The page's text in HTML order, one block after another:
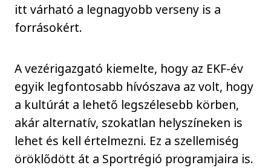
itt várható a legnagyobb verseny is a
forrásokért.
A vezérigazgató kiemelte, hogy az EKF-év
egyik legfontosabb hívószava az volt, hogy
a kultúrát a lehető legszélesebb körben,
akár alternatív, szokatlan helyszíneken is
lehet és kell értelmezni. Ez a szellemiség
öröklődött át a Sportrégió programjaira is.